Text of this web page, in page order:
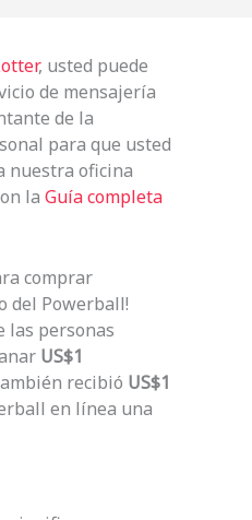
, usted puede
de mensajería
de la
para que usted
nuestra oficina
la Guía completa
comprar
del Powerball!
las personas
US$1
recibió US$1
en línea una